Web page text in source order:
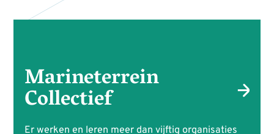
Marineterrein
Collectief
Er werken en leren meer dan vijftig organisaties